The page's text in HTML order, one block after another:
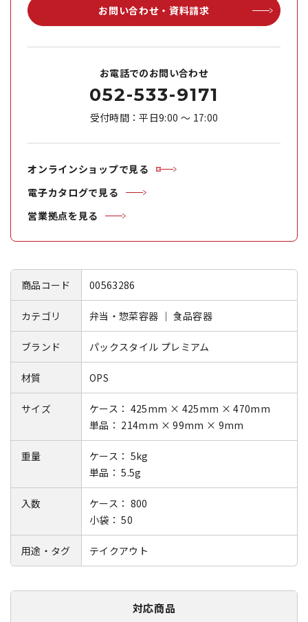
お問い合わせ・資料請求
お電話でのお問い合わせ
052-533-9171
受付時間：平日9:00 ～ 17:00
オンラインショップで見る
電子カタログで見る
営業拠点を見る
商品コード 00563286
カテゴリ 弁当・惣菜容器 ｜ 食品容器
ブランド パックスタイル プレミアム
材質 OPS
サイズ
ケース： 425mm × 425mm × 470mm
単品： 214mm × 99mm × 9mm
重量
ケース： 5kg
単品： 5.5g
入数
ケース： 800
小袋： 50
用途・タグ テイクアウト
対応商品